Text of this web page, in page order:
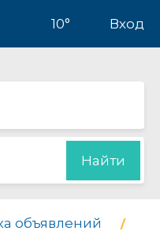
10° Вход
Найти
объявлений